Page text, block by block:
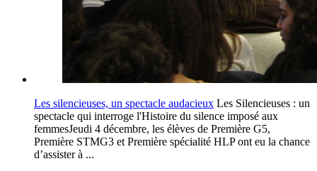
Les silencieuses, un spectacle audacieux Les Silencieuses : un
spectacle qui interroge l'Histoire du silence imposé aux
femmesJeudi 4 décembre, les élèves de Première G5,
Première STMG3 et Première spécialité HLP ont eu la chance
d’assister à ...